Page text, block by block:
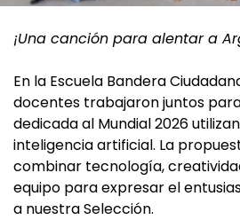
¡Una canción para alentar a
En la Escuela Bandera
docentes trabajaron juntos
dedicada al Mundial 2026
inteligencia artificial. La
combinar tecnología,
equipo para expresar el
a nuestra Selección.